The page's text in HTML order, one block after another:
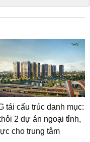
tái cấu trúc danh mục:
2 dự án ngoại tỉnh,
cho trung tâm